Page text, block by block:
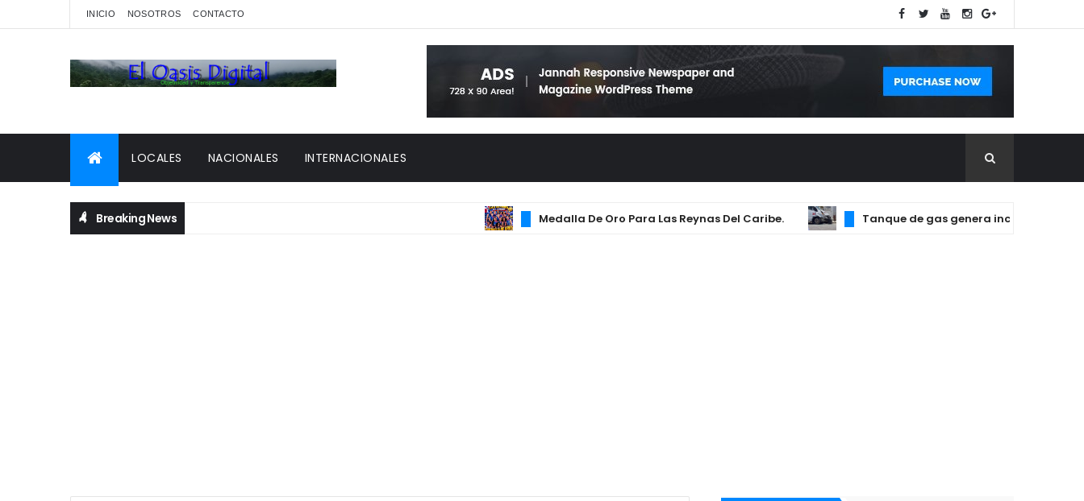
INICIO NOSOTROS CONTACTO
LOCALES NACIONALES INTERNACIONALES
Breaking News Medalla De Oro Para Las Reynas Del Caribe. Tanque de gas genera incendio que afectó